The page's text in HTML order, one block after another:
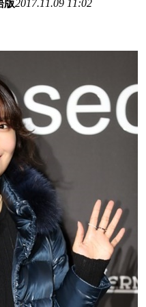
版2017.11.09 11:02